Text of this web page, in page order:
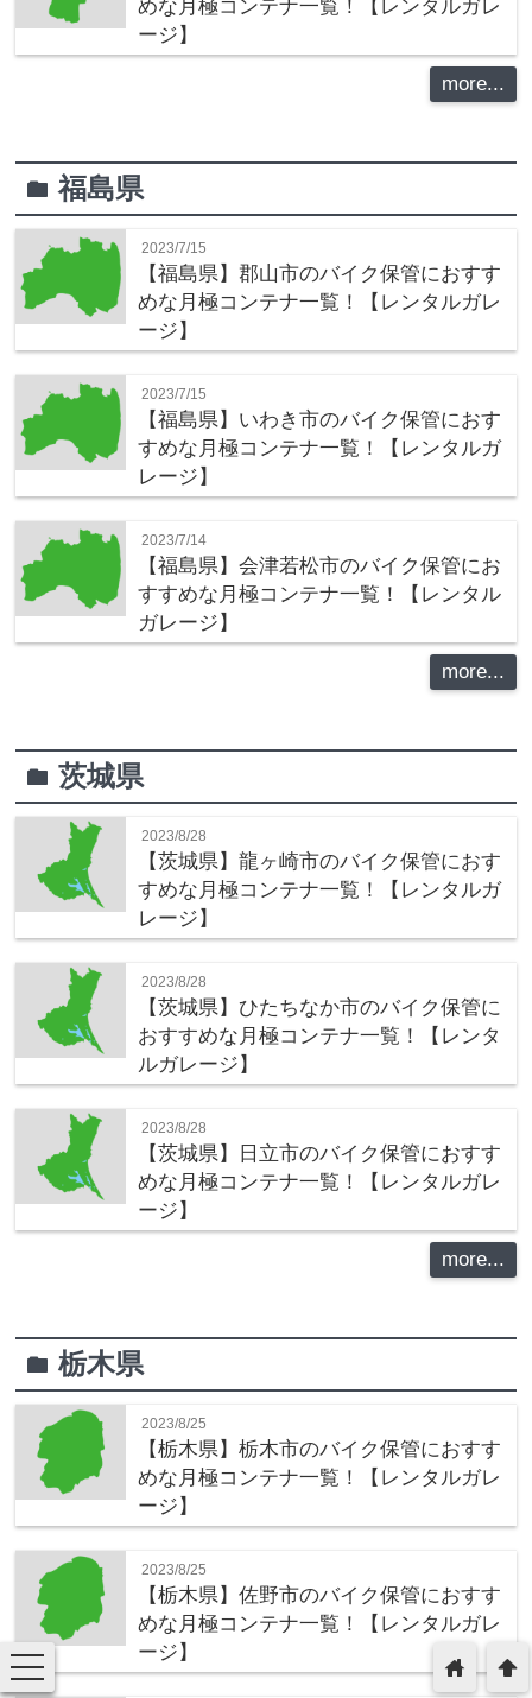
めな月極コンテナ一覧！【レンタルガレ
ージ】
more...
folder福島県
2023/7/15
【福島県】郡山市のバイク保管におすす
めな月極コンテナ一覧！【レンタルガレ
ージ】
2023/7/15
【福島県】いわき市のバイク保管におす
すめな月極コンテナ一覧！【レンタルガ
レージ】
2023/7/14
【福島県】会津若松市のバイク保管にお
すすめな月極コンテナ一覧！【レンタル
ガレージ】
more...
folder茨城県
2023/8/28
【茨城県】龍ヶ崎市のバイク保管におす
すめな月極コンテナ一覧！【レンタルガ
レージ】
2023/8/28
【茨城県】ひたちなか市のバイク保管に
おすすめな月極コンテナ一覧！【レンタ
ルガレージ】
2023/8/28
【茨城県】日立市のバイク保管におすす
めな月極コンテナ一覧！【レンタルガレ
ージ】
more...
folder栃木県
2023/8/25
【栃木県】栃木市のバイク保管におすす
めな月極コンテナ一覧！【レンタルガレ
ージ】
2023/8/25
【栃木県】佐野市のバイク保管におすす
めな月極コンテナ一覧！【レンタルガレ
ージ】
toggle
navigation
arrowup
home